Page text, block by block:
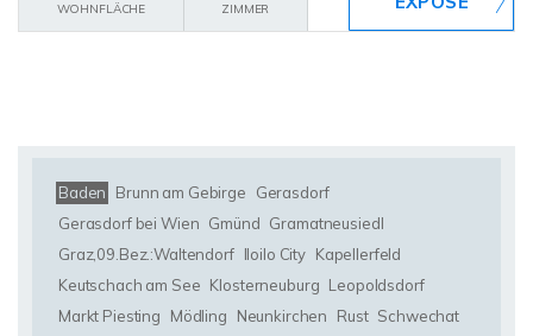
WOHNFLÄCHE
ZIMMER
Baden Brunn am Gebirge
Gerasdorf
Gerasdorf bei Wien Gmünd Gramatneusiedl
Graz,09.Bez.:Waltendorf Iloilo City Kapellerfeld
Keutschach am See Klosterneuburg Leopoldsdorf
Markt Piesting
Mödling Neunkirchen Rust Schwechat